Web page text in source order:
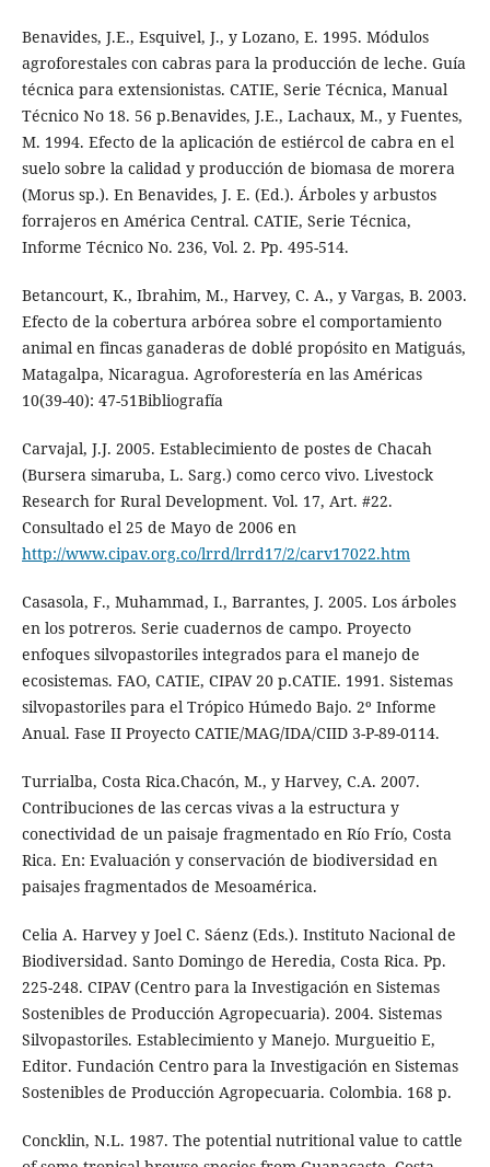
Benavides, J.E., Esquivel, J., y Lozano, E. 1995. Módulos
agroforestales con cabras para la producción de leche. Guía
técnica para extensionistas. CATIE, Serie Técnica, Manual
Técnico No 18. 56 p.Benavides, J.E., Lachaux, M., y Fuentes,
M. 1994. Efecto de la aplicación de estiércol de cabra en el
suelo sobre la calidad y producción de biomasa de morera
(Morus sp.). En Benavides, J. E. (Ed.). Árboles y arbustos
forrajeros en América Central. CATIE, Serie Técnica,
Informe Técnico No. 236, Vol. 2. Pp. 495-514.
Betancourt, K., Ibrahim, M., Harvey, C. A., y Vargas, B. 2003.
Efecto de la cobertura arbórea sobre el comportamiento
animal en fincas ganaderas de doblé propósito en Matiguás,
Matagalpa, Nicaragua. Agroforestería en las Américas
10(39-40): 47-51Bibliografía
Carvajal, J.J. 2005. Establecimiento de postes de Chacah
(Bursera simaruba, L. Sarg.) como cerco vivo. Livestock
Research for Rural Development. Vol. 17, Art. #22.
Consultado el 25 de Mayo de 2006 en
http://www.cipav.org.co/lrrd/lrrd17/2/carv17022.htm
Casasola, F., Muhammad, I., Barrantes, J. 2005. Los árboles
en los potreros. Serie cuadernos de campo. Proyecto
enfoques silvopastoriles integrados para el manejo de
ecosistemas. FAO, CATIE, CIPAV 20 p.CATIE. 1991. Sistemas
silvopastoriles para el Trópico Húmedo Bajo. 2º Informe
Anual. Fase II Proyecto CATIE/MAG/IDA/CIID 3-P-89-0114.
Turrialba, Costa Rica.Chacón, M., y Harvey, C.A. 2007.
Contribuciones de las cercas vivas a la estructura y
conectividad de un paisaje fragmentado en Río Frío, Costa
Rica. En: Evaluación y conservación de biodiversidad en
paisajes fragmentados de Mesoamérica.
Celia A. Harvey y Joel C. Sáenz (Eds.). Instituto Nacional de
Biodiversidad. Santo Domingo de Heredia, Costa Rica. Pp.
225-248. CIPAV (Centro para la Investigación en Sistemas
Sostenibles de Producción Agropecuaria). 2004. Sistemas
Silvopastoriles. Establecimiento y Manejo. Murgueitio E,
Editor. Fundación Centro para la Investigación en Sistemas
Sostenibles de Producción Agropecuaria. Colombia. 168 p.
Concklin, N.L. 1987. The potential nutritional value to cattle